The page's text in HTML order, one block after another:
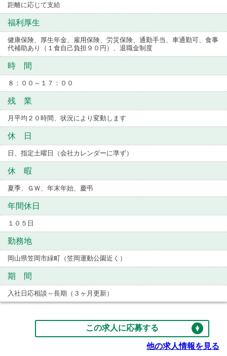
距離に応じて支給
福利厚生
健康保険、厚生年金、雇用保険、労災保険、通勤手当、車通勤可、食事
代補助あり（１食自己負担９０円）、退職金制度
時 間
８：００～１７：００
残 業
月平均２０時間、状況により変動します
休 日
日、指定土曜日（会社カレンダーに準ず）
休 暇
夏季、ＧＷ、年末年始、慶弔
年間休日
１０５日
勤務地
岡山県笠岡市緑町（笠岡運動公園近く）
期 間
入社日応相談～長期（３ヶ月更新）
この求人に応募する
他の求人情報を見る